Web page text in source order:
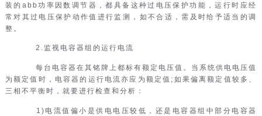
装的abb功率因数调节器，都具备这种过电压保护功能，运行时应经
常对其过电压保护动作值进行监测，如不合适，需及时给予适当的调
整。
2.监视电容器组的运行电流
每台电容器在其铭牌上都标有额定电压值。当系统供电电压值
为额定值时，电容器的运行电流亦应为额定值;如果偏离额定值较多、
三相不平衡时，就要进行检查和分析：
1)电流值偏小是供电电压较低，还是电容器组中部分电容器